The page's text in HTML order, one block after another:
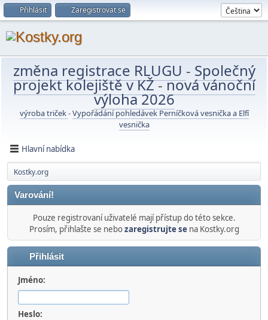
Přihlásit Zaregistrovat se
změna registrace RLUGU - Společný
projekt kolejiště v KŽ-nová vánoční
výloha 2026
výroba triček-Vypořádání pohledávek Perníčková vesnička a Elfí
vesnička
Hlavní nabídka
Kostky.org
Varování!
Pouze registrovaní uživatelé mají přístup do této sekce.
Prosím, přihlašte se nebozaregistrujte sena Kostky.org
Přihlásit
Jméno:
Heslo: